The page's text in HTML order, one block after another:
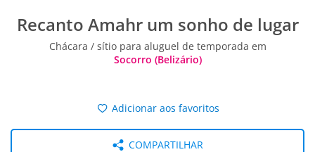
Recanto Amahr um sonho de lugar
Chácara / sítio para aluguel de temporada em
Socorro (Belizário)
Adicionar aos favoritos
COMPARTILHAR